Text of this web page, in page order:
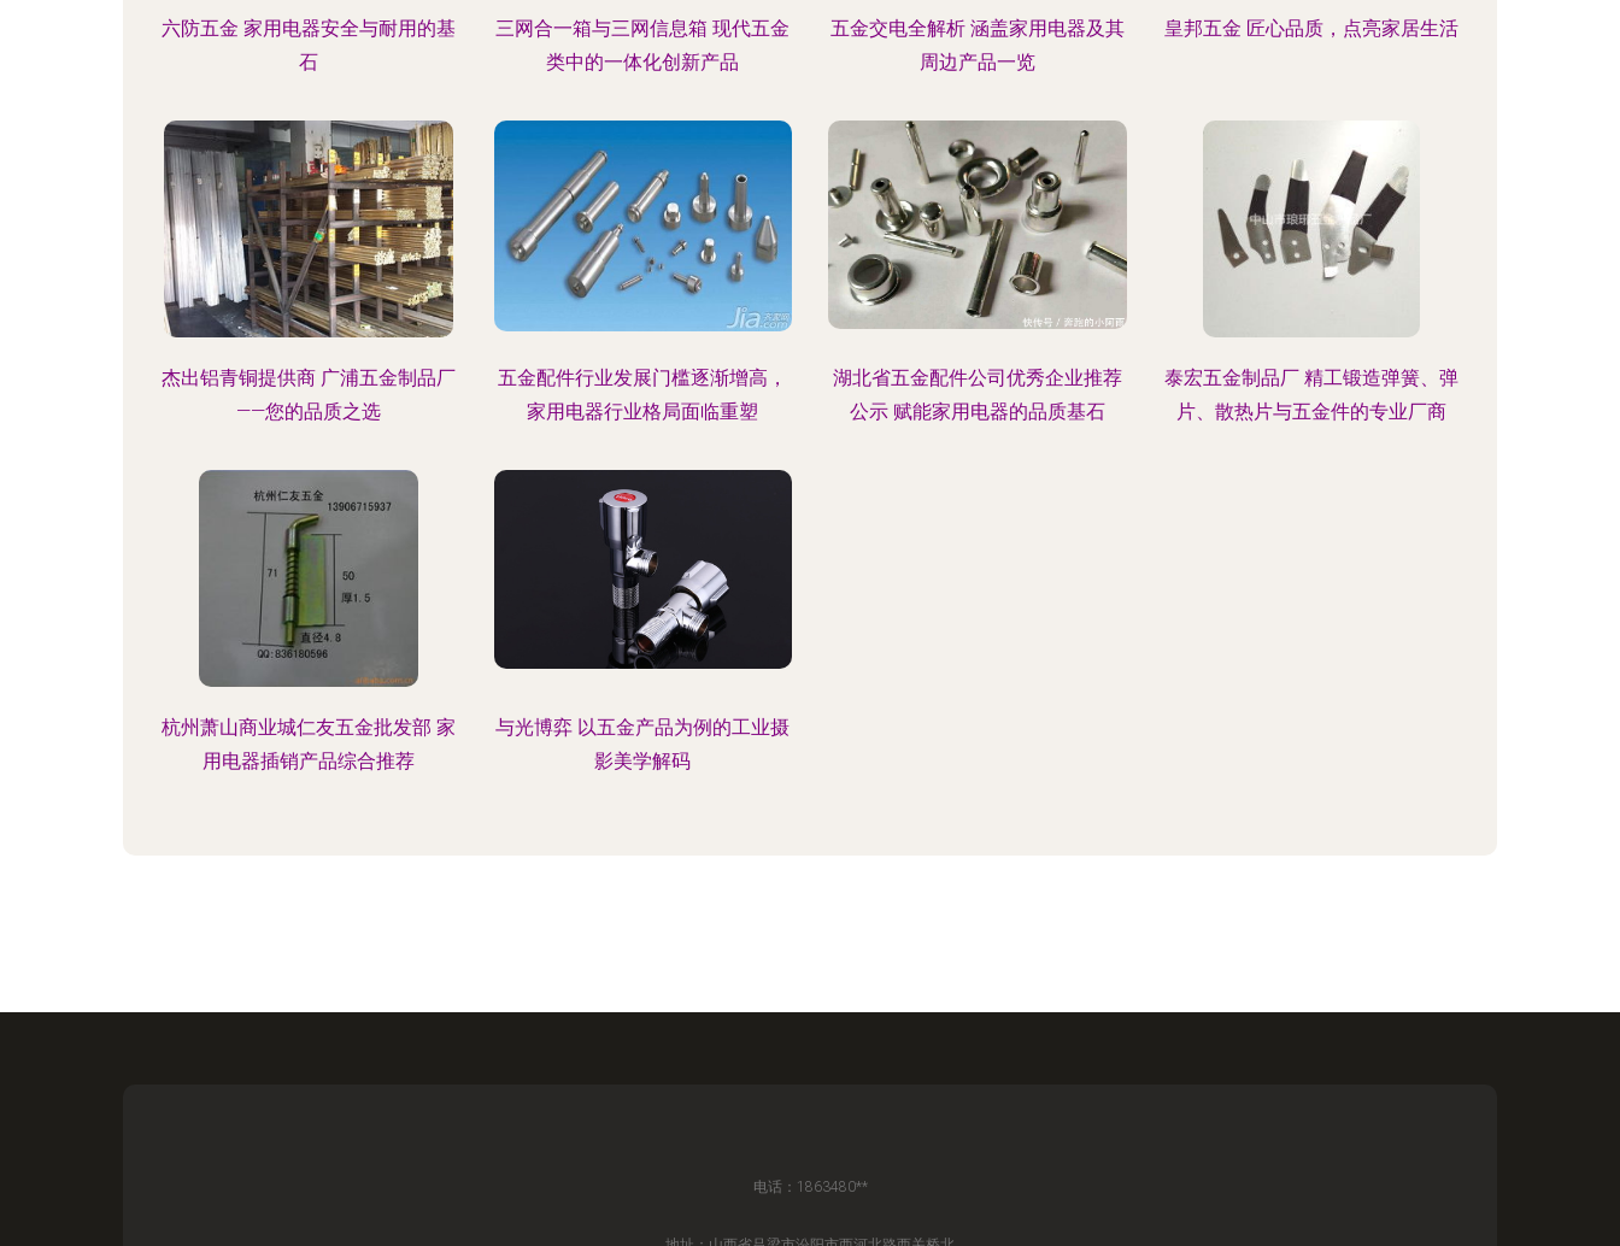
六防五金 家用电器安全与耐用的基
石
三网合一箱与三网信息箱 现代五金
类中的一体化创新产品
五金交电全解析 涵盖家用电器及其
周边产品一览
皇邦五金 匠心品质，点亮家居生活
杰出铝青铜提供商 广浦五金制品厂
——您的品质之选
五金配件行业发展门槛逐渐增高，
家用电器行业格局面临重塑
湖北省五金配件公司优秀企业推荐
公示 赋能家用电器的品质基石
泰宏五金制品厂 精工锻造弹簧、弹
片、散热片与五金件的专业厂商
杭州萧山商业城仁友五金批发部 家
用电器插销产品综合推荐
与光博弈 以五金产品为例的工业摄
影美学解码
电话：1863480**